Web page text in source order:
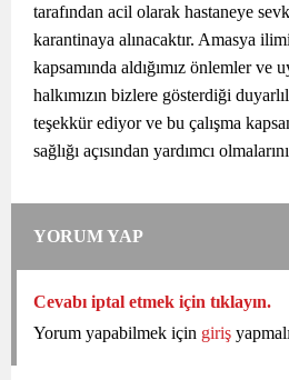
tarafından acil olarak hastaneye
karantinaya alınacaktır. Amasya
kapsamında aldığımız önlemler ve
halkımızın bizlere gösterdiği
teşekkür ediyor ve bu çalışma
sağlığı açısından yardımcı
YORUM YAP
Cevabı iptal etmek için tıklayın.
Yorum yapabilmek için giriş